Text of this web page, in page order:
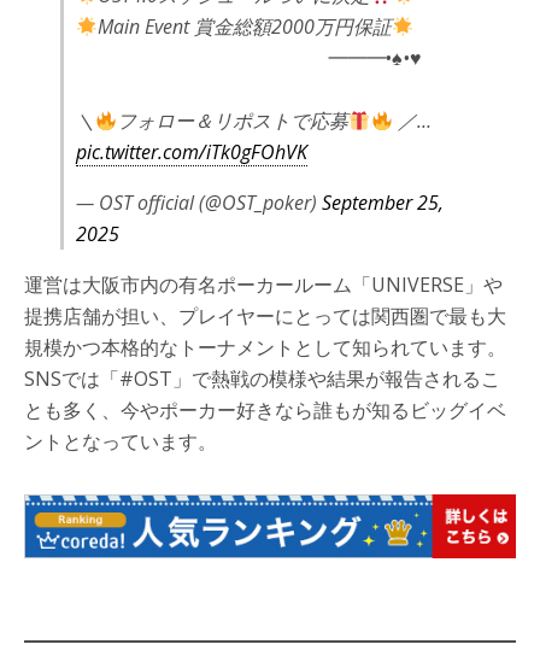
Main Event 賞金総額2000万円保証
━━━•♠︎•♥
＼ フォロー＆リポストで応募
／…
pic.twitter.com/iTk0gFOhVK
— OST official (@OST_poker) September 25,
2025
運営は大阪市内の有名ポーカールーム「UNIVERSE」や
提携店舗が担い、プレイヤーにとっては関西圏で最も大
規模かつ本格的なトーナメントとして知られています。
SNSでは「#OST」で熱戦の模様や結果が報告されるこ
とも多く、今やポーカー好きなら誰もが知るビッグイベ
ントとなっています。